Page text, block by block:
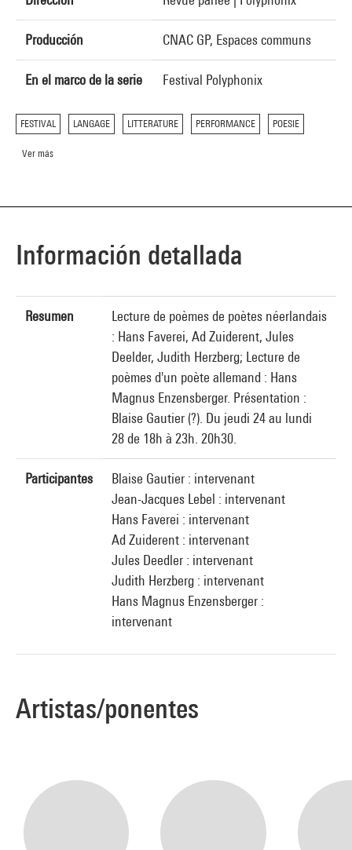
Producción CNAC GP, Espaces communs
En el marco de la serie Festival Polyphonix
FESTIVAL LANGAGE LITTERATURE PERFORMANCE POESIE
Ver más
Información detallada
Resumen
Lecture de poèmes de poètes néerlandais
: Hans Faverei, Ad Zuiderent, Jules
Deelder, Judith Herzberg; Lecture de
poèmes d'un poète allemand : Hans
Magnus Enzensberger. Présentation :
Blaise Gautier (?). Du jeudi 24 au lundi
28 de 18h à 23h. 20h30.
Participantes
Blaise Gautier : intervenant
Jean-Jacques Lebel : intervenant
Hans Faverei : intervenant
Ad Zuiderent : intervenant
Jules Deedler : intervenant
Judith Herzberg : intervenant
Hans Magnus Enzensberger :
intervenant
Artistas/ponentes